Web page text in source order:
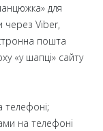
для
через Viber,
пошта
«у шапці» сайту
телефоні;
на телефоні